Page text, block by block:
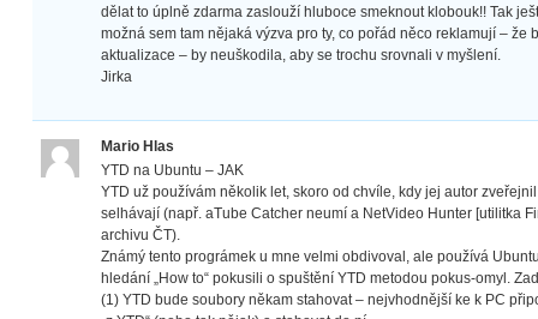
dělat to úplně zdarma zaslouží hluboce smeknout klobouk!! Tak
možná sem tam nějaká výzva pro ty, co pořád něco reklamují – že
aktualizace – by neuškodila, aby se trochu srovnali v myšlení.
Jirka
Mario Hlas
YTD na Ubuntu – JAK
YTD už používám několik let, skoro od chvíle, kdy jej autor
selhávají (např. aTube Catcher neumí a NetVideo Hunter [utilitka
archivu ČT).
Známý tento prográmek u mne velmi obdivoval, ale používá
hledání „How to“ pokusili o spuštění YTD metodou pokus-omyl.
(1) YTD bude soubory někam stahovat – nejvhodnější ke k PC